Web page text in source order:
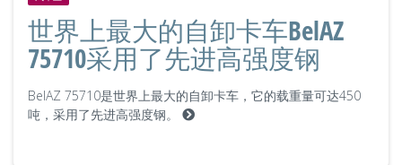
世界上最大的自卸卡车BelAZ
75710采用了先进高强度钢
BelAZ 75710是世界上最大的自卸卡车，它的载重量可达450
吨，采用了先进高强度钢。